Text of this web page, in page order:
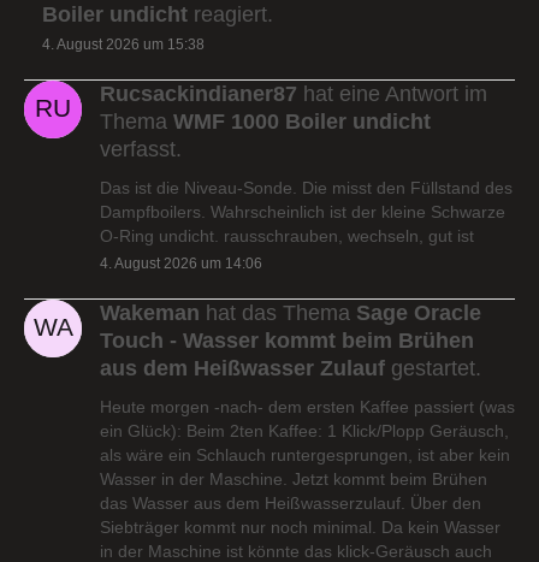
Boiler undicht reagiert.
4. August 2026 um 15:38
Rucsackindianer87 hat eine Antwort im
Thema WMF 1000 Boiler undicht
verfasst.
Das ist die Niveau-Sonde. Die misst den Füllstand des
Dampfboilers. Wahrscheinlich ist der kleine Schwarze
O-Ring undicht. rausschrauben, wechseln, gut ist
4. August 2026 um 14:06
Wakeman hat das Thema Sage Oracle
Touch - Wasser kommt beim Brühen
aus dem Heißwasser Zulauf gestartet.
Heute morgen -nach- dem ersten Kaffee passiert (was
ein Glück): Beim 2ten Kaffee: 1 Klick/Plopp Geräusch,
als wäre ein Schlauch runtergesprungen, ist aber kein
Wasser in der Maschine. Jetzt kommt beim Brühen
das Wasser aus dem Heißwasserzulauf. Über den
Siebträger kommt nur noch minimal. Da kein Wasser
in der Maschine ist könnte das klick-Geräusch auch